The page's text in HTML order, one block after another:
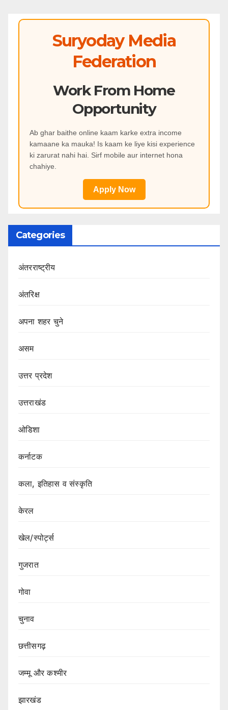
Suryoday Media
Federation
Work From Home
Opportunity
Ab ghar baithe online kaam karke extra income
kamaane ka mauka! Is kaam ke liye kisi experience
ki zarurat nahi hai. Sirf mobile aur internet hona
chahiye.
Apply Now
Categories
अंतरराष्ट्रीय
अंतरिक्ष
अपना शहर चुने
असम
उत्तर प्रदेश
उत्तराखंड
ओडिशा
कर्नाटक
कला, इतिहास व संस्कृति
केरल
खेल/स्पोर्ट्स
गुजरात
गोवा
चुनाव
छत्तीसगढ़
जम्मू और कश्मीर
झारखंड